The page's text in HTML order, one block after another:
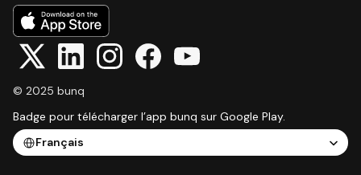
© 2025 bunq
Badge pour télécharger l’app bunq sur Google Play.
Select Language
Français